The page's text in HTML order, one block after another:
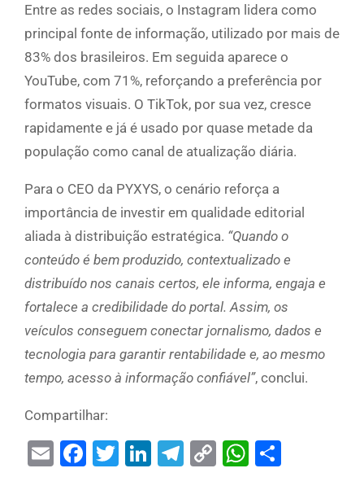
Entre as redes sociais, o Instagram lidera como
principal fonte de informação, utilizado por mais de
83% dos brasileiros. Em seguida aparece o
YouTube, com 71%, reforçando a preferência por
formatos visuais. O TikTok, por sua vez, cresce
rapidamente e já é usado por quase metade da
população como canal de atualização diária.
Para o CEO da PYXYS, o cenário reforça a
importância de investir em qualidade editorial
aliada à distribuição estratégica. “Quando o
conteúdo é bem produzido, contextualizado e
distribuído nos canais certos, ele informa, engaja e
fortalece a credibilidade do portal. Assim, os
veículos conseguem conectar jornalismo, dados e
tecnologia para garantir rentabilidade e, ao mesmo
tempo, acesso à informação confiável”, conclui.
Compartilhar:
EmailFacebook
Twitter
LinkedIn
Telegram
Copy